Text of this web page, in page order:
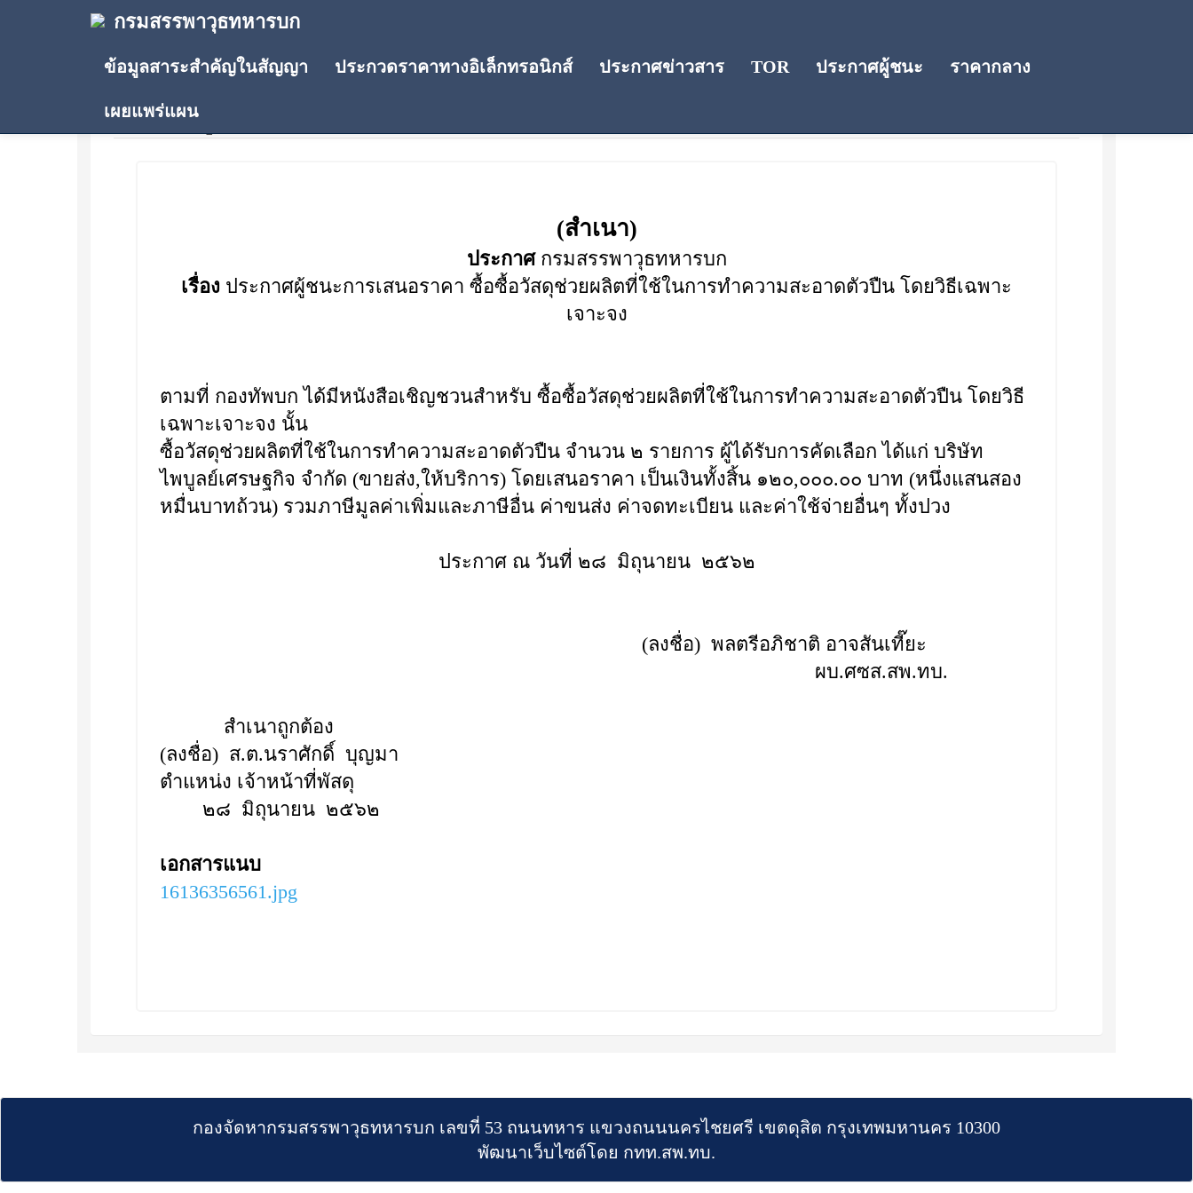
กรมสรรพาวุธทหารบก
ข้อมูลสาระสำคัญในสัญญา ประกวดราคาทางอิเล็กทรอนิกส์ ประกาศข่าวสาร TOR ประกาศผู้ชนะ ราคากลาง
เผยแพร่แผน
ประกาศผู้ชนะการเสนอราคา
(สำเนา)
ประกาศกรมสรรพาวุธทหารบก
เรื่อง ประกาศผู้ชนะการเสนอราคา ซื้อซื้อวัสดุช่วยผลิตที่ใช้ในการทำความสะอาดตัวปืน โดยวิธีเฉพาะ
เจาะจง
ตามที่ กองทัพบก ได้มีหนังสือเชิญชวนสำหรับ ซื้อซื้อวัสดุช่วยผลิตที่ใช้ในการทำความสะอาดตัวปืน โดยวิธี
เฉพาะเจาะจง นั้น
ซื้อวัสดุช่วยผลิตที่ใช้ในการทำความสะอาดตัวปืน จำนวน ๒ รายการ ผู้ได้รับการคัดเลือก ได้แก่ บริษัท
ไพบูลย์เศรษฐกิจ จำกัด (ขายส่ง,ให้บริการ) โดยเสนอราคา เป็นเงินทั้งสิ้น ๑๒๐,๐๐๐.๐๐ บาท (หนึ่งแสนสอง
หมื่นบาทถ้วน) รวมภาษีมูลค่าเพิ่มและภาษีอื่น ค่าขนส่ง ค่าจดทะเบียน และค่าใช้จ่ายอื่นๆ ทั้งปวง
ประกาศ ณ วันที่ ๒๘ มิถุนายน ๒๕๖๒
(ลงชื่อ) พลตรีอภิชาติ อาจสันเที๊ยะ
ผบ.ศซส.สพ.ทบ.
สำเนาถูกต้อง
(ลงชื่อ) ส.ต.นราศักดิ์ บุญมา
ตำแหน่ง เจ้าหน้าที่พัสดุ
๒๘ มิถุนายน ๒๕๖๒
เอกสารแนบ
16136356561.jpg
กองจัดหากรมสรรพาวุธทหารบก เลขที่ 53 ถนนทหาร แขวงถนนนครไชยศรี เขตดุสิต กรุงเทพมหานคร 10300
พัฒนาเว็บไซต์โดย กทท.สพ.ทบ.